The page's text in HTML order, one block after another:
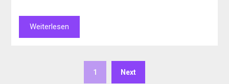
Weiterlesen
1 Next